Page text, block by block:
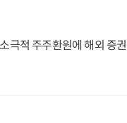
극적 주주환원에 해외 증